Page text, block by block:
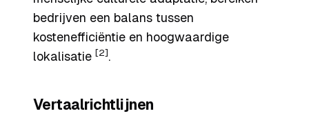
bedrijven een balans tussen
kostenefficiëntie en hoogwaardige
lokalisatie [2] .
Vertaalrichtlijnen